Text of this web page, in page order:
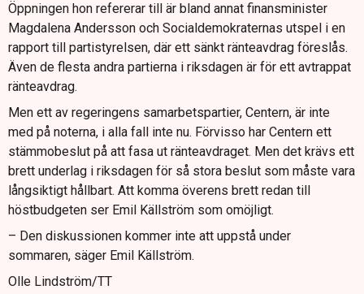
Öppningen hon refererar till är bland annat finansminister
Magdalena Andersson och Socialdemokraternas utspel i en
rapport till partistyrelsen, där ett sänkt ränteavdrag föreslås.
Även de flesta andra partierna i riksdagen är för ett avtrappat
ränteavdrag.
Men ett av regeringens samarbetspartier, Centern, är inte
med på noterna, i alla fall inte nu. Förvisso har Centern ett
stämmobeslut på att fasa ut ränteavdraget. Men det krävs ett
brett underlag i riksdagen för så stora beslut som måste vara
långsiktigt hållbart. Att komma överens brett redan till
höstbudgeten ser Emil Källström som omöjligt.
– Den diskussionen kommer inte att uppstå under
sommaren, säger Emil Källström.
Olle Lindström/TT